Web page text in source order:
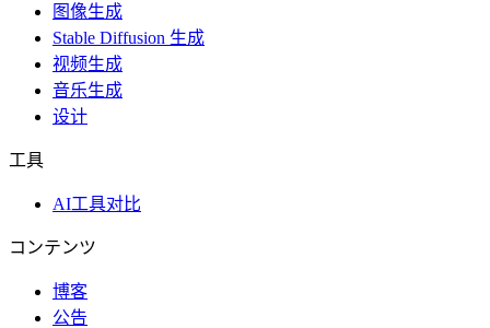
图像生成
Stable Diffusion 生成
视频生成
音乐生成
设计
工具
AI工具对比
コンテンツ
博客
公告